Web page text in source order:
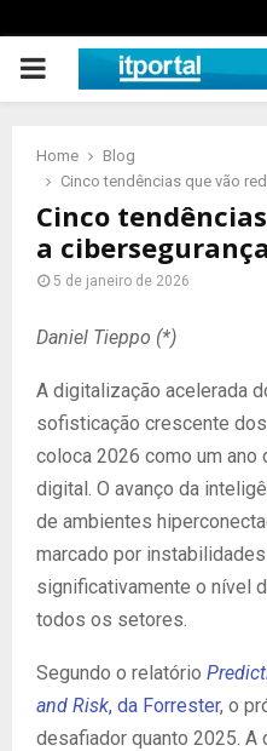
PRIMARY
Home
Blog
Cinco tendências que vão
Cinco
a
5 de janeiro de 2026
Daniel Tieppo (*)
A digitalização acelerada
sofisticação crescente
coloca 2026 como um ano
digital. O avanço da
de ambientes
marcado por
significativamente o nível
todos os setores.
Segundo o relatório
and Risk, da Forrester, o
desafiador quanto 2025.